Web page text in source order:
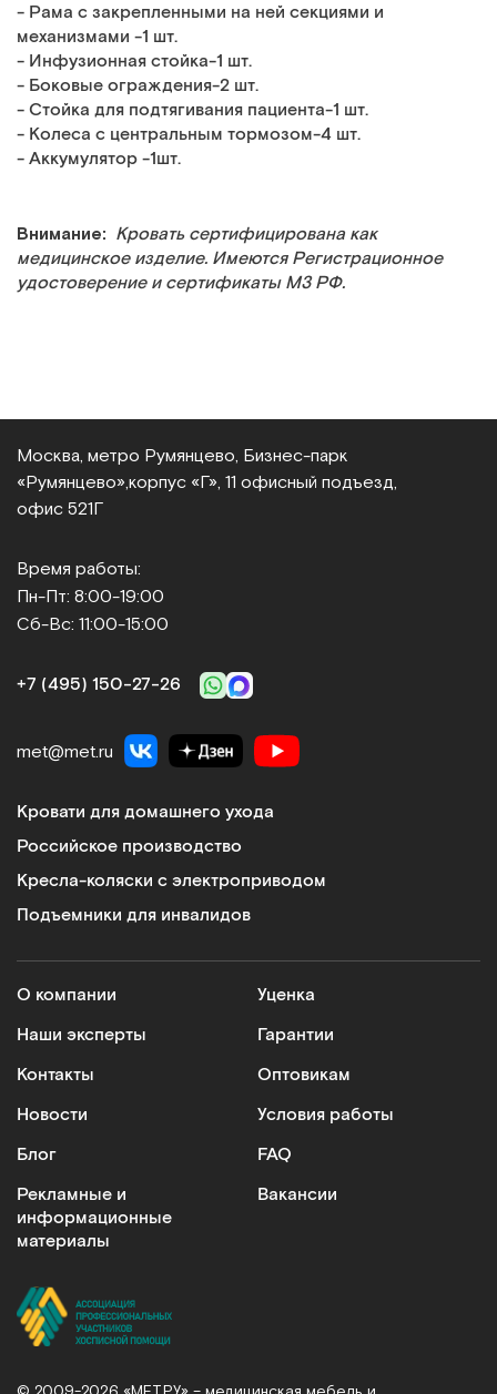
- Рама с закрепленными на ней секциями и
механизмами -1 шт.
- Инфузионная стойка-1 шт.
- Боковые ограждения-2 шт.
- Стойка для подтягивания пациента-1 шт.
- Колеса с центральным тормозом-4 шт.
- Аккумулятор -1шт.
Внимание: Кровать сертифицирована как
медицинское изделие. Имеются Регистрационное
удостоверение и сертификаты МЗ РФ.
Москва, метро Румянцево, Бизнес‑парк
«Румянцево», корпус «Г», 11 офисный подъезд,
офис 521Г
Время работы:
Пн-Пт: 8:00-19:00
Сб-Вс: 11:00-15:00
+7 (495) 150‑27‑26
met@met.ru
Кровати для домашнего ухода
Российское производство
Кресла-коляски с электроприводом
Подъемники для инвалидов
О компании
Наши эксперты
Контакты
Новости
Блог
Рекламные и
информационные
материалы
Уценка
Гарантии
Оптовикам
Условия работы
FAQ
Вакансии